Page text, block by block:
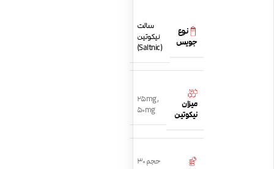
نوع
جویس
سالت
نیکوتین
(Saltnic)
میزان
نیکوتین
25mg,
50mg
حجم 30